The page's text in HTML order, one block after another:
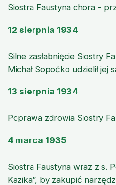
Siostra Faustyna chora –
12 sierpnia 1934
Silne zasłabnięcie Siostry
Michał Sopoćko udzielił jej
13 sierpnia 1934
Poprawa zdrowia Siostry
4 marca 1935
Siostra Faustyna wraz z s.
Kazika”, by zakupić